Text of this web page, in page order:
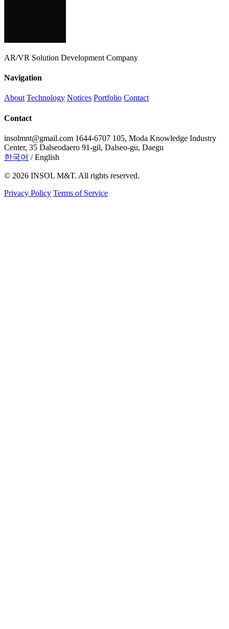
AR/VR Solution Development Company
Navigation
About Technology Notices Portfolio Contact
Contact
insolmnt@gmail.com 1644-6707 105, Moda Knowledge Industry
Center, 35 Dalseodaero 91-gil, Dalseo-gu, Daegu
한국어 / English
© 2026 INSOL M&T. All rights reserved.
Privacy Policy Terms of Service